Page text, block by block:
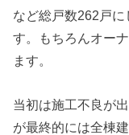
など総戸数262戸
す。もちろんオー
ます。
当初は施工不良が
が最終的には全棟